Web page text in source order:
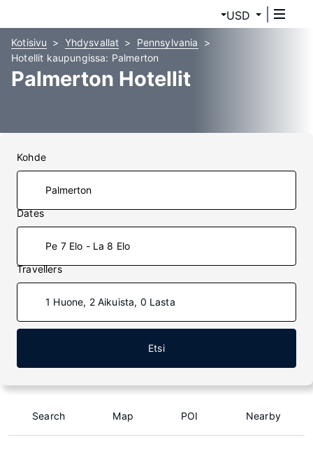
USD
Kotisivu Yhdysvallat
Pennsylvania
Hotellit kaupungissa: Palmerton
Palmerton Hotellit
Kohde
Dates
Pe 7 Elo - La 8 Elo
Travellers
1 Huone, 2 Aikuista, 0 Lasta
Etsi
Search Map POI Nearby